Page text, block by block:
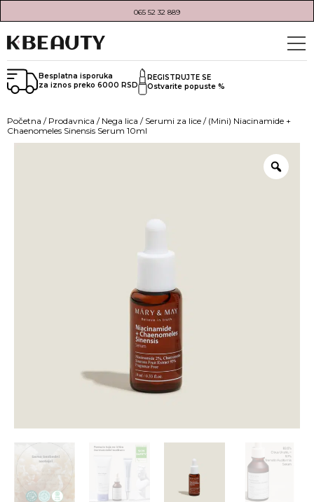
065 52 32 889
Besplatna isporuka
za iznos preko 6000 RSD
REGISTRUJTE SE
Ostvarite popuste %
Početna / Prodavnica / Nega lica / Serumi za lice / (Mini) Niacinamide +
Chaenomeles Sinensis Serum 10ml